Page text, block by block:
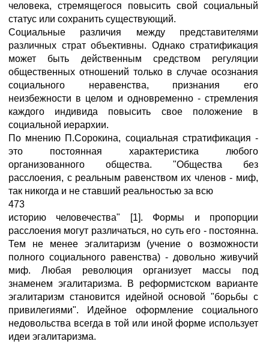
человека, стремящегося повысить свой социальный
статус или сохранить существующий.
Социальные различия между представителями
различных страт объективны. Однако стратификация
может быть действенным средством регуляции
общественных отношений только в случае осознания
социального неравенства, признания его
неизбежности в целом и одновременно - стремления
каждого индивида повысить свое положение в
социальной иерархии.
По мнению П.Сорокина, социальная стратификация -
это постоянная характеристика любого
организованного общества. "Общества без
расслоения, с реальным равенством их членов - миф,
так никогда и не ставший реальностью за всю
473
историю человечества" [1]. Формы и пропорции
расслоения могут различаться, но суть его - постоянна.
Тем не менее эгалитаризм (учение о возможности
полного социального равенства) - довольно живучий
миф. Любая революция организует массы под
знаменем эгалитаризма. В реформистском варианте
эгалитаризм становится идейной основой "борьбы с
привилегиями". Идейное оформление социального
недовольства всегда в той или иной форме использует
идеи эгалитаризма.